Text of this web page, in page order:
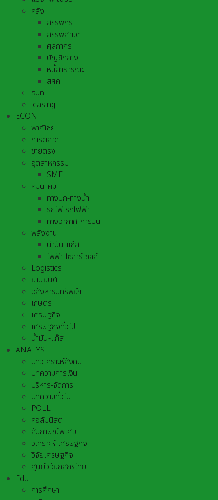
คลัง
สรรพกร
สรรพสามิต
ศุลกากร
บัญชีกลาง
หนี้สาธารณะ
สศค.
ธปท.
leasing
ECON
พาณิชย์
การตลาด
ขายตรง
อุตสาหกรรม
SME
คมนาคม
ทางบก-ทางน้ำ
รถไฟ-รถไฟฟ้า
ทางอากาศ-การบิน
พลังงาน
น้ำมัน-แก๊ส
ไฟฟ้า-โซล่าร์เซลล์
Logistics
ยานยนต์
อสังหาริมทรัพย์ฯ
เกษตร
เศรษฐกิจ
เศรษฐกิจทั่วไป
น้ำมัน-แก๊ส
ANALYS
บทวิเคราะห์สังคม
บทความการเงิน
บริหาร-จัดการ
บทความทั่วไป
POLL
คอลัมนิสต์
สัมภาษณ์พิเศษ
วิเคราะห์-เศรษฐกิจ
วิจัยเศรษฐกิจ
ศูนย์วิจัยกสิกรไทย
Edu
การศึกษา